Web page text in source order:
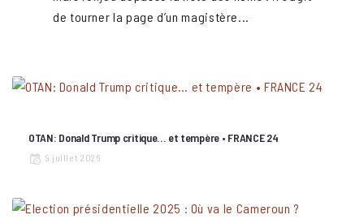
de tourner la page d’un magistère...
OTAN: Donald Trump critique… et tempère • FRANCE 24
9 juillet 2026